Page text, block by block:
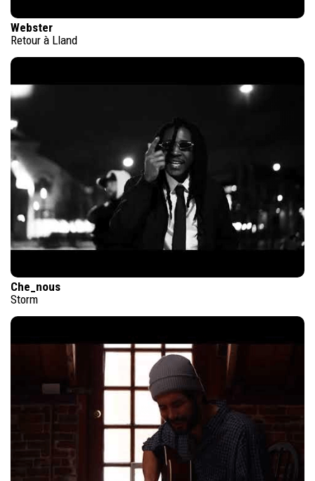
Webster
Retour à Lland
Che_nous
Storm